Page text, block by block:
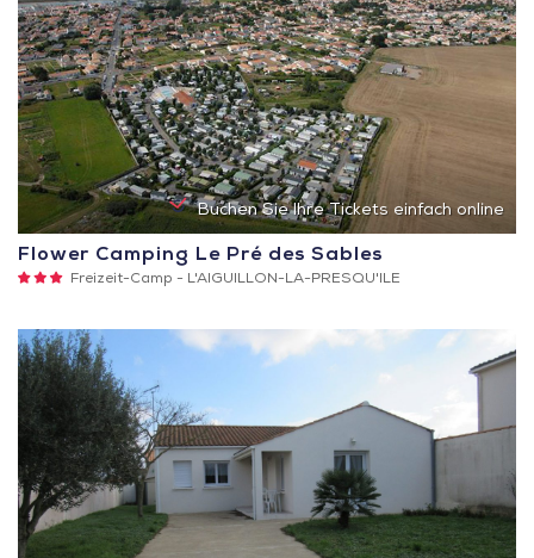
Buchen Sie Ihre Tickets einfach online
Flower Camping Le Pré des Sables
Freizeit-Camp - L'AIGUILLON-LA-PRESQU'ILE